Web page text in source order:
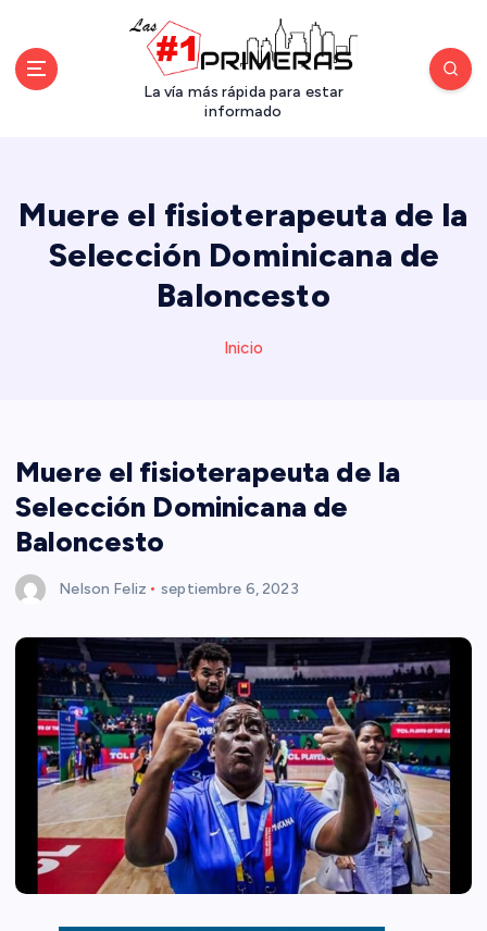
La vía más rápida para estar
informado
Muere el fisioterapeuta de la
Selección Dominicana de
Baloncesto
Inicio
Muere el fisioterapeuta de la
Selección Dominicana de
Baloncesto
Nelson Feliz septiembre 6, 2023